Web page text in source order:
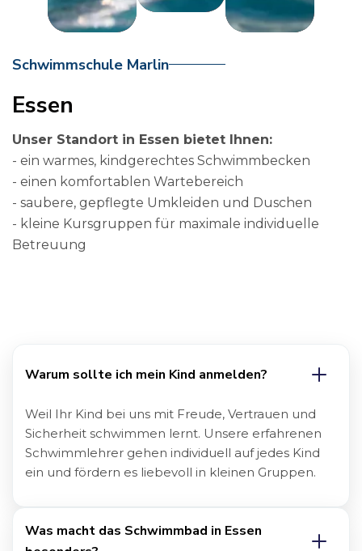
6
8
9
6
Schwimmschule Marlin
Essen
Unser Standort in Essen bietet Ihnen:
- ein warmes, kindgerechtes Schwimmbecken
- einen komfortablen Wartebereich
- saubere, gepflegte Umkleiden und Duschen
- kleine Kursgruppen für maximale individuelle
Betreuung
Warum sollte ich mein Kind anmelden?
Weil Ihr Kind bei uns mit Freude, Vertrauen und
Sicherheit schwimmen lernt. Unsere erfahrenen
Schwimmlehrer gehen individuell auf jedes Kind
ein und fördern es liebevoll in kleinen Gruppen.
Was macht das Schwimmbad in Essen